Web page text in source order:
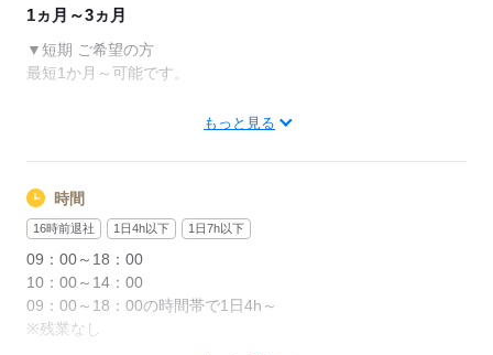
※当社規定で別途支給
1ヵ月～3ヵ月
▼短期 ご希望の方
最短1か月～可能です。
※毎月下旬の面談日や入社日によって、
詳しくは面談にてご説明
▼長期 ご希望の方
1年以上の長期のオシゴトも多数！
応募する
もっと見る
時間
16時前退社 1日4h以下 1日7h以下
09：00～18：00
10：00～14：00
09：00～18：00の時間帯で1日4h～
※残業なし